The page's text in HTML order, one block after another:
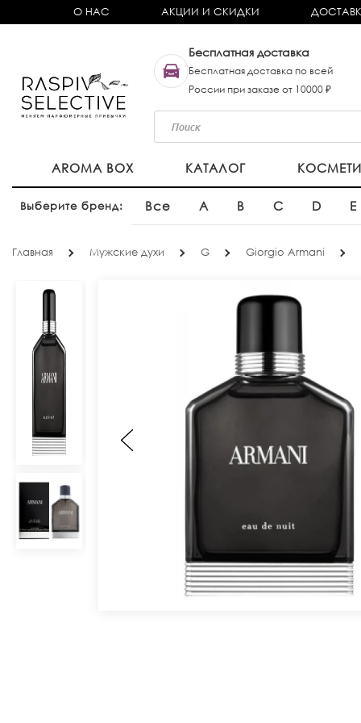
О НАС АКЦИИ И СКИДКИ
Бесплатная доставка
Бесплатная доставка по всей
России при заказе от 10000 ₽
AROMA BOX КАТАЛОГ
Выберите бренд: Все A B C D E
Главная Мужские духи G Giorgio Armani